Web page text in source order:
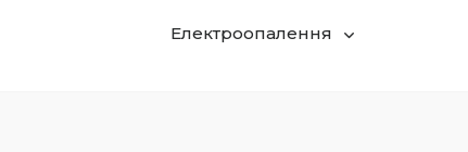
Електроопалення